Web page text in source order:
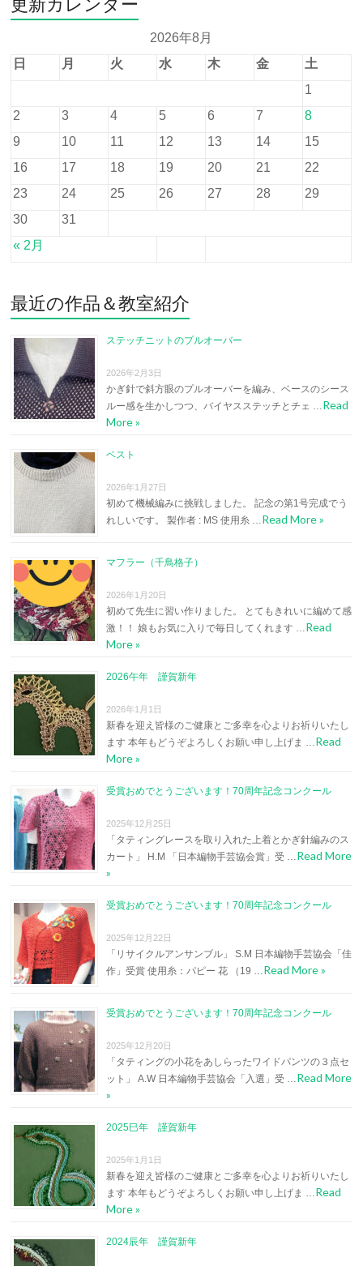
更新カレンダー
2026年8月
日
月 火 水 木 金 土
« 2月
1
2
3 4 5 6 7
8
9
10 11 12 13 14
15
16
17 18 19 20 21
22
23
24 25 26 27 28
29
30
31
最近の作品＆教室紹介
ステッチニットのプルオーバー
2026年2月3日
かぎ針で斜方眼のプルオーバーを編み、ベースのシース
ルー感を生かしつつ、バイヤスステッチとチェ …Read
More »
ベスト
2026年1月27日
初めて機械編みに挑戦しました。 記念の第1号完成でう
れしいです。 製作者 : MS 使用糸 …Read More »
マフラー（千鳥格子）
2026年1月20日
初めて先生に習い作りました。 とてもきれいに編めて感
激！！ 娘もお気に入りで毎日してくれます …Read
More »
2026午年 謹賀新年
2026年1月1日
新春を迎え皆様のご健康とご多幸を心よりお祈りいたし
ます 本年もどうぞよろしくお願い申し上げま …Read
More »
受賞おめでとうございます！70周年記念コンクール
2025年12月25日
「タティングレースを取り入れた上着とかぎ針編みのス
カート」 H.M 「日本編物手芸協会賞」受 …Read More
»
受賞おめでとうございます！70周年記念コンクール
2025年12月22日
「リサイクルアンサンブル」 S.M 日本編物手芸協会「佳
作」受賞 使用糸：パピー 花 （19 …Read More »
受賞おめでとうございます！70周年記念コンクール
2025年12月20日
「タティングの小花をあしらったワイドパンツの３点セ
ット」 A.W 日本編物手芸協会「入選」受 …Read More
»
2025巳年 謹賀新年
2025年1月1日
新春を迎え皆様のご健康とご多幸を心よりお祈りいたし
ます 本年もどうぞよろしくお願い申し上げま …Read
More »
2024辰年 謹賀新年